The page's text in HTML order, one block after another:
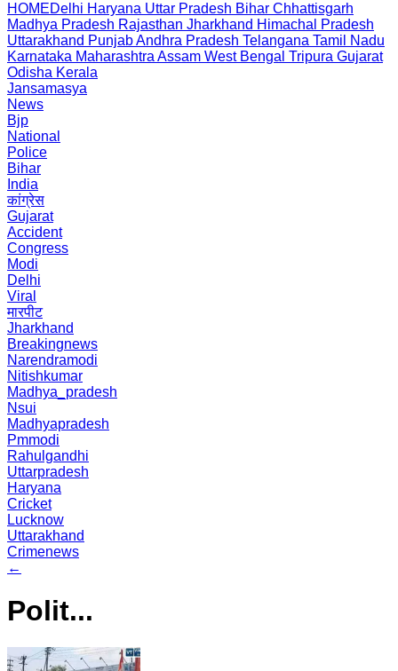
HOMEDelhi Haryana Uttar Pradesh Bihar Chhattisgarh
Madhya Pradesh Rajasthan Jharkhand Himachal Pradesh
Uttarakhand PunjabAndhra Pradesh Telangana Tamil Nadu
Karnataka Maharashtra Assam West Bengal Tripura Gujarat
Odisha Kerala
Jansamasya
News
Bjp
National
Police
Bihar
India
कांग्रेस
Gujarat
Accident
Congress
Modi
Delhi
Viral
मारपीट
Jharkhand
Breakingnews
Narendramodi
Nitishkumar
Madhya_pradesh
Nsui
Madhyapradesh
Pmmodi
Rahulgandhi
Uttarpradesh
Haryana
Cricket
Lucknow
Uttarakhand
Crimenews
←
Polit...